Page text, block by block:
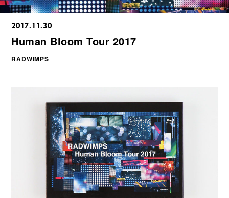
2017.11.30
Human Bloom Tour 2017
RADWIMPS